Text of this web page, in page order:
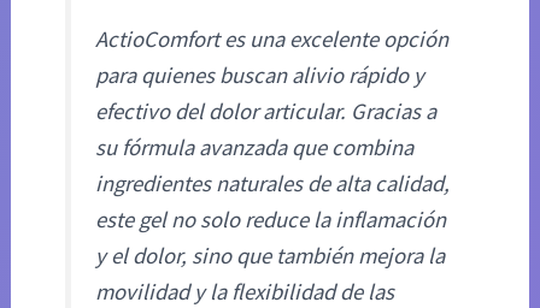
ActioComfort es una excelente opción
para quienes buscan alivio rápido y
efectivo del dolor articular. Gracias a
su fórmula avanzada que combina
ingredientes naturales de alta calidad,
este gel no solo reduce la inflamación
y el dolor, sino que también mejora la
movilidad y la flexibilidad de las